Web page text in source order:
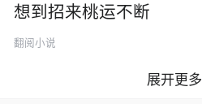
想到招来桃运不断
翻阅小说
展开更多